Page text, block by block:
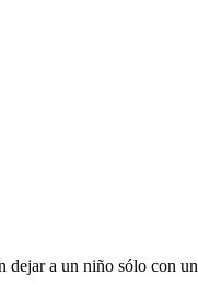
dejar a un niño sólo con un